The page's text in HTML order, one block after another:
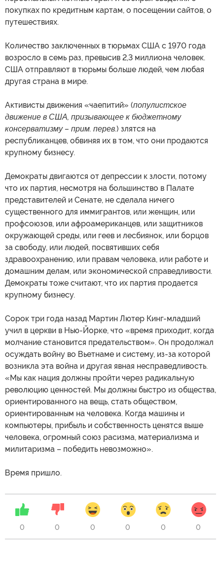
покупках по кредитным картам, о посещении сайтов, о
путешествиях.
Количество заключенных в тюрьмах США с 1970 года
возросло в семь раз, превысив 2,3 миллиона человек.
США отправляют в тюрьмы больше людей, чем любая
другая страна в мире.
Активисты движения «чаепитий» (популистское
движение в США, призывающее к бюджетному
консерватизму – прим. перев.) злятся на
республиканцев, обвиняя их в том, что они продаются
крупному бизнесу.
Демократы двигаются от депрессии к злости, потому
что их партия, несмотря на большинство в Палате
представителей и Сенате, не сделала ничего
существенного для иммигрантов, или женщин, или
профсоюзов, или афроамериканцев, или защитников
окружающей среды, или геев и лесбиянок, или борцов
за свободу, или людей, посвятивших себя
здравоохранению, или правам человека, или работе и
домашним делам, или экономической справедливости.
Демократы тоже считают, что их партия продается
крупному бизнесу.
Сорок три года назад Мартин Лютер Кинг-младший
учил в церкви в Нью-Йорке, что «время приходит, когда
молчание становится предательством». Он продолжал
осуждать войну во Вьетнаме и систему, из-за которой
возникла эта война и другая явная несправедливость.
«Мы как нация должны пройти через радикальную
революцию ценностей. Мы должны быстро из общества,
ориентированного на вещь, стать обществом,
ориентированным на человека. Когда машины и
компьютеры, прибыль и собственность ценятся выше
человека, огромный союз расизма, материализма и
милитаризма – победить невозможно».
Время пришло.
0 0 0 0 0 0